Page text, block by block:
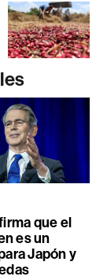
que el
es un
Japón y